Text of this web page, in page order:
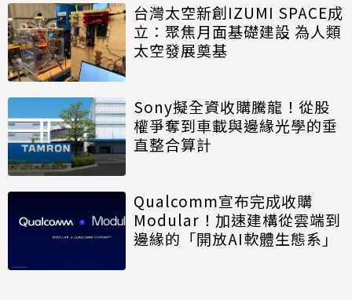
台灣太空新創IZUMI SPACE成
立：聚焦月面基礎建設 為人類
太空發展奠基
Sony擬全資收購騰龍！從股
權爭奪到車載與邊緣光學的垂
直整合算計
Qualcomm宣布完成收購
Modular！加速建構從雲端到
邊緣的「開放AI軟體生態系」